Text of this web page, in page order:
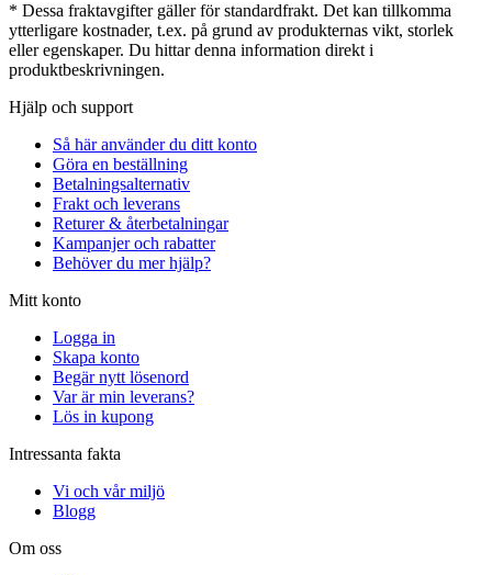
* Dessa fraktavgifter gäller för standardfrakt. Det kan tillkomma
ytterligare kostnader, t.ex. på grund av produkternas vikt, storlek
eller egenskaper. Du hittar denna information direkt i
produktbeskrivningen.
Hjälp och support
Så här använder du ditt konto
Göra en beställning
Betalningsalternativ
Frakt och leverans
Returer & återbetalningar
Kampanjer och rabatter
Behöver du mer hjälp?
Mitt konto
Logga in
Skapa konto
Begär nytt lösenord
Var är min leverans?
Lös in kupong
Intressanta fakta
Vi och vår miljö
Blogg
Om oss